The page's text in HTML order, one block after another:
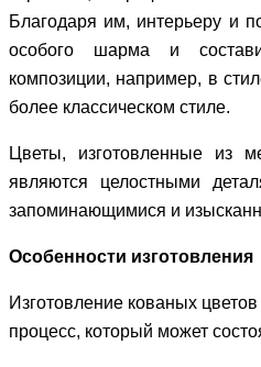
Благодаря им, интерьеру и
особого шарма и
композиции, например, в
более классическом стиле.
Цветы, изготовленные из
являются целостными
запоминающимися и
Особенности изготовления
Изготовление кованых
процесс, который может